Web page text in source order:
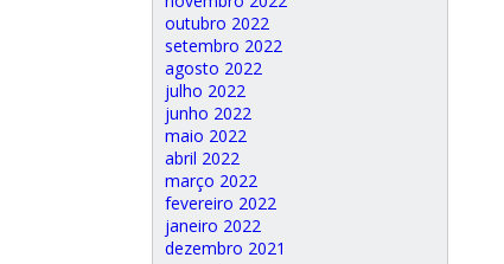
outubro 2022
setembro 2022
agosto 2022
julho 2022
junho 2022
maio 2022
abril 2022
março 2022
fevereiro 2022
janeiro 2022
dezembro 2021